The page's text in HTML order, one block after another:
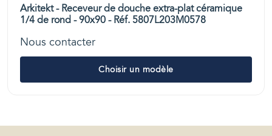
Arkitekt - Receveur de douche extra-plat céramique
1/4 de rond - 90x90 - Réf. 5807L203M0578
Nous contacter
Choisir un modèle